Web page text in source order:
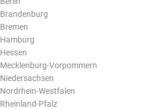
Brandenburg
Bremen
Hamburg
Hessen
Mecklenburg-Vorpommern
Niedersachsen
Nordrhein-Westfalen
Rheinland-Pfalz